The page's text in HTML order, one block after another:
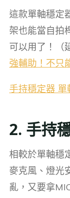
這款單軸穩定
架也能當自拍
可以用了！（
強輔助！不只
手持穩定器 單
2. 手持
相較於單軸穩
麥克風、燈光
亂，又要拿